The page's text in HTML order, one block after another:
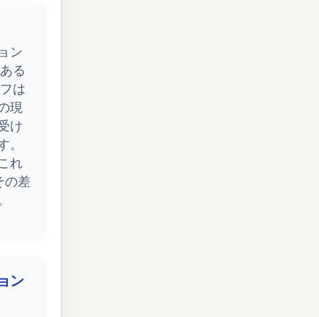
ン
る
は
現
け
れ
の差
ン